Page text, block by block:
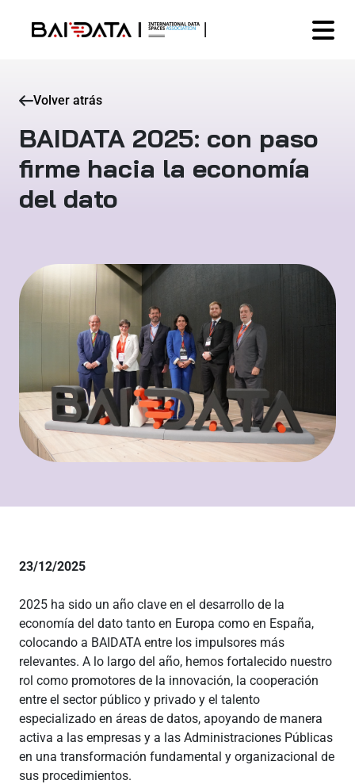
Volver atrás
BAIDATA 2025: con paso
firme hacia la economía
del dato
23/12/2025
2025 ha sido un año clave en el desarrollo de la
economía del dato tanto en Europa como en España,
colocando a BAIDATA entre los impulsores más
relevantes. A lo largo del año, hemos fortalecido nuestro
rol como promotores de la innovación, la cooperación
entre el sector público y privado y el talento
especializado en áreas de datos, apoyando de manera
activa a las empresas y a las Administraciones Públicas
en una transformación fundamental y organizacional de
sus procedimientos.